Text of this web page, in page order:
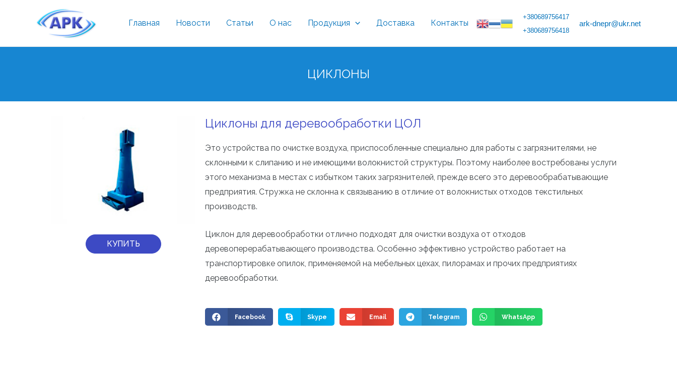
Главная Новости Статьи О нас Продукция Доставка Контакты
+380689756417
+380689756418
ark-dnepr@ukr.net
ЦИКЛОНЫ
КУПИТЬ
Циклоны для деревообработки ЦОЛ
Это устройства по очистке воздуха, приспособленные специально для работы с загрязнителями, не
склонными к слипанию и не имеющими волокнистой структуры. Поэтому наиболее востребованы услуги
этого механизма в местах с избытком таких загрязнителей, прежде всего это деревообрабатывающие
предприятия. Стружка не склонна к связыванию в отличие от волокнистых отходов текстильных
производств.
Циклон для деревообработки отлично подходят для очистки воздуха от отходов
деревоперерабатывающего производства. Особенно эффективно устройство работает на
транспортировке опилок, применяемой на мебельных цехах, пилорамах и прочих предприятиях
деревообработки.
Facebook Skype Email Telegram WhatsApp